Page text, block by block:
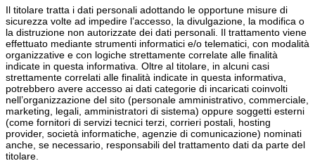
Il titolare tratta i dati personali adottando le opportune misure di
sicurezza volte ad impedire l’accesso, la divulgazione, la modifica o
la distruzione non autorizzate dei dati personali. Il trattamento viene
effettuato mediante strumenti informatici e/o telematici, con modalità
organizzative e con logiche strettamente correlate alle finalità
indicate in questa informativa. Oltre al titolare, in alcuni casi
strettamente correlati alle finalità indicate in questa informativa,
potrebbero avere accesso ai dati categorie di incaricati coinvolti
nell’organizzazione del sito (personale amministrativo, commerciale,
marketing, legali, amministratori di sistema) oppure soggetti esterni
(come fornitori di servizi tecnici terzi, corrieri postali, hosting
provider, società informatiche, agenzie di comunicazione) nominati
anche, se necessario, responsabili del trattamento dati da parte del
titolare.